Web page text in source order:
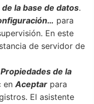
la base de datos.
para
En este
de servidor de
Propiedades de la
enAceptar para
El asistente